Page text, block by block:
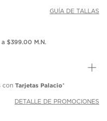
GUÍA DE TALLAS
$399.00 M.N.
con Tarjetas Palacio*
DETALLE DE PROMOCIONES